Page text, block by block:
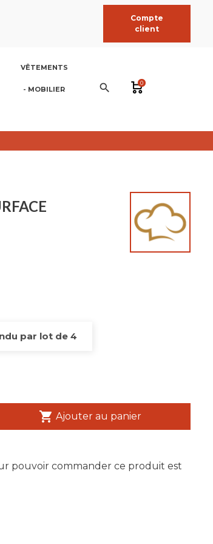
Compte
client
VÊTEMENTS
- MOBILIER search 0
par lot de 4
shopping_cart Ajouter au panier
pouvoir commander ce produit est